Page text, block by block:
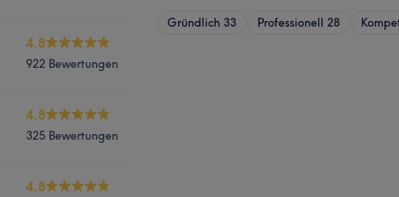
4.8
922 Bewertungen
4.8
325 Bewertungen
4.8
Gründlich 33 Professionell 28